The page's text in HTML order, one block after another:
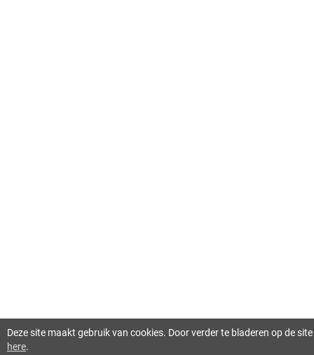
Deze site maakt gebruik van cookies. Door verder te bladeren op de
here.